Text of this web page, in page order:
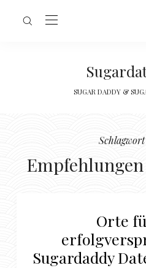
SUGAR DADDY &
Orte
Sugardaddy